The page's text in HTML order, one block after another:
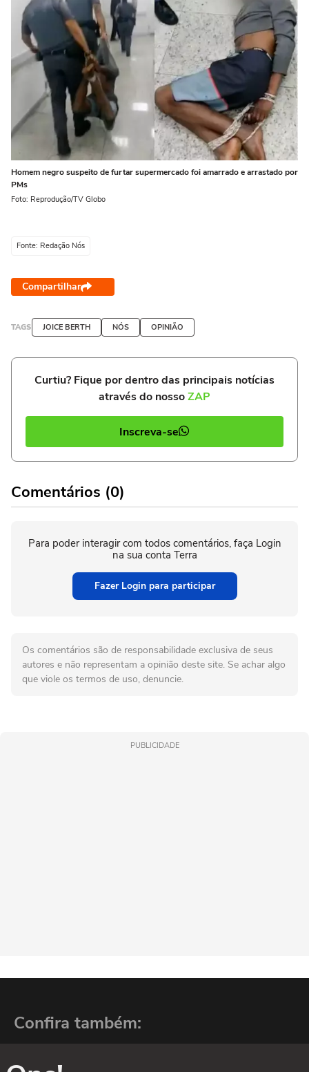
Homem negro suspeito de furtar supermercado foi amarrado e arrastado por
PMs
Foto: Reprodução/TV Globo
Fonte: Redação Nós
Compartilhar
TAGS JOICE BERTH NÓS OPINIÃO
Curtiu? Fique por dentro das principais notícias
através do nossoZAP
Inscreva-se
Comentários (0)
Para poder interagir com todos comentários, faça Login
na sua conta Terra
Fazer Login para participar
Os comentários são de responsabilidade exclusiva de seus
autores e não representam a opinião deste site. Se achar algo
que viole os termos de uso, denuncie.
PUBLICIDADE
Confira também: